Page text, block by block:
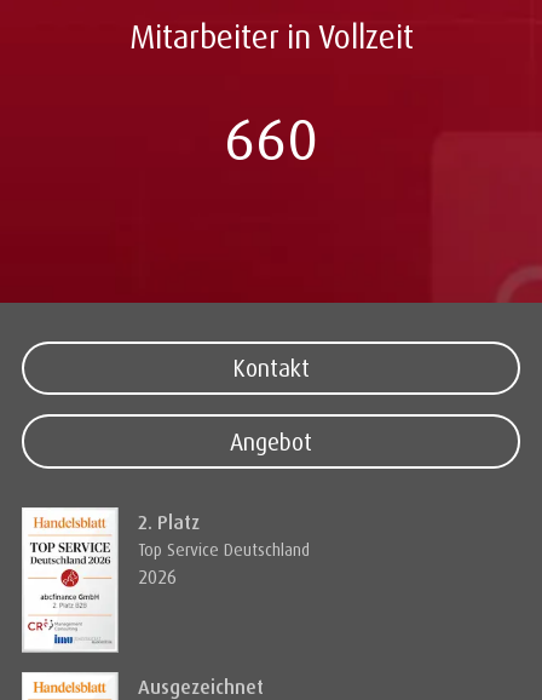
Mitarbeiter in Vollzeit
660
Kontakt
Angebot
2. Platz
Top Service Deutschland
2026
Ausgezeichnet